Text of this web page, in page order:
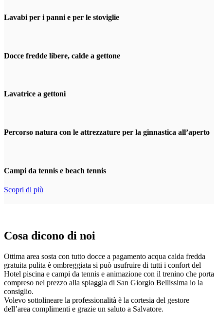
Lavabi per i panni e per le stoviglie
Docce fredde libere, calde a gettone
Lavatrice a gettoni
Percorso natura con le attrezzature per la ginnastica all’aperto
Campi da tennis e beach tennis
Scopri di più
Cosa dicono di noi
Ottima area sosta con tutto docce a pagamento acqua calda fredda
gratuita pulita è ombreggiata si può usufruire di tutti i confort del
Hotel piscina e campi da tennis e animazione con il trenino che porta
compreso nel prezzo alla spiaggia di San Giorgio Bellissima io la
consiglio.
Volevo sottolineare la professionalità è la cortesia del gestore
dell’area complimenti e grazie un saluto a Salvatore.